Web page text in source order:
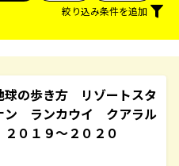
絞り込み条件を追加
の歩き方 リゾートスタ
ランカウイ クアラル
０１９～２０２０